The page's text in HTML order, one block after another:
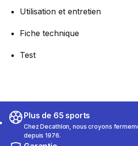
Utilisation et entretien
Fiche technique
Test
Plus de 65 sports
Chez Decathlon, nous croyons
depuis 1976.